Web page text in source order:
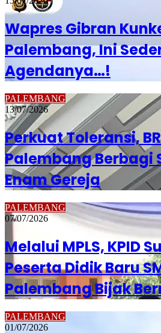
Wapres Gibran
Palembang, Ini
Agendanya…!
PALEMBANG
13/07/2026
Perkuat Toleransi,
Palembang Berbagi
Enam Gereja
PALEMBANG
07/07/2026
Melalui MPLS, KPID
Peserta Didik Baru
Palembang Bijak
PALEMBANG
01/07/2026